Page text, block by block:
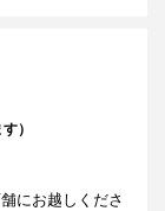
）
にお越しくださ